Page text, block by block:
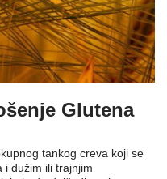
Glutena
tankog creva koji se
i dužim ili trajnjim